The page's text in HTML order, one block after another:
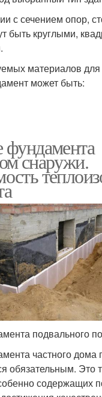
с сечением опор,
быть круглыми,
материалов
может быть:
фундамента
снаружи.
подвального
частного дома
обязательным. Это
содержащих